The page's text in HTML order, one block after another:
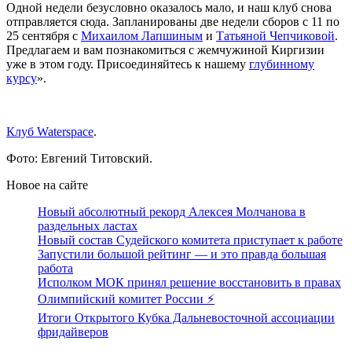
Одной недели безусловно оказалось мало, и наш клуб снова
отправляется сюда. Запланированы две недели сборов с 11 по
25 сентября с Михаилом Лапшиным и Татьяной Чепчиковой.
Предлагаем и вам познакомиться с жемчужиной Киргизии
уже в этом году. Присоединяйтесь к нашему глубинному
курсу».
Клуб Waterspace.
Фото: Евгений Титовский.
Новое на сайте
Новый абсолютный рекорд Алексея Молчанова в
раздельных ластах
Новый состав Судейского комитета приступает к работе
Запустили большой рейтинг — и это правда большая
работа
Исполком МОК принял решение восстановить в правах
Олимпийский комитет России ⚡️
Итоги Открытого Кубка Дальневосточной ассоциации
фридайверов